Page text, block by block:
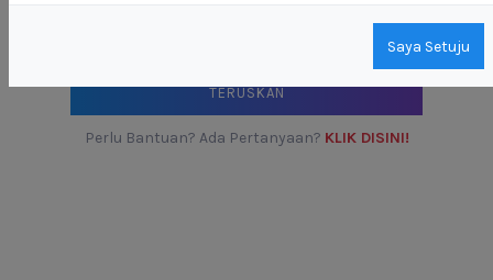
TERUSKAN
Perlu Bantuan? Ada Pertanyaan? KLIK DISINI!
Saya Setuju